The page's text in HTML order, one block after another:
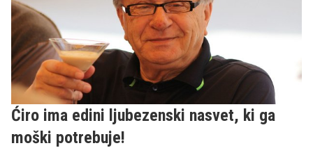
negativnih kritik.
Ćiro ima edini ljubezenski nasvet, ki ga
moški potrebuje!